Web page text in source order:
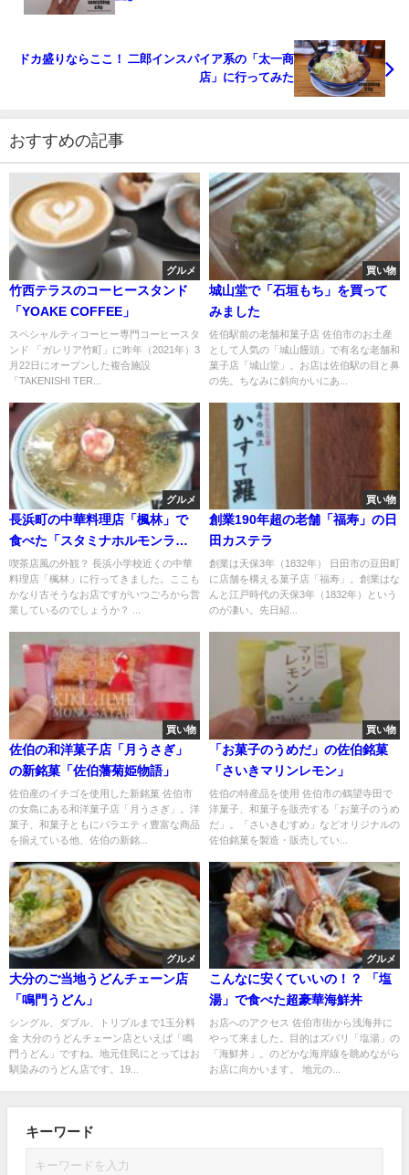
ドカ盛りならここ！ 二郎インスパイア系の「太一商
店」に行ってみた
おすすめの記事
グルメ
竹西テラスのコーヒースタンド
「YOAKE COFFEE」
スペシャルティコーヒー専門コーヒースタ
ンド 「ガレリア竹町」に昨年（2021年）3
月22日にオープンした複合施設
「TAKENISHI TER...
買い物
城山堂で「石垣もち」を買って
みました
佐伯駅前の老舗和菓子店 佐伯市のお土産
として人気の「城山饅頭」で有名な老舗和
菓子店「城山堂」。お店は佐伯駅の目と鼻
の先。ちなみに斜向かいにあ...
グルメ
長浜町の中華料理店「楓林」で
食べた「スタミナホルモンラー
メン」
喫茶店風の外観？ 長浜小学校近くの中華
料理店「楓林」に行ってきました。ここも
かなり古そうなお店ですがいつごろから営
業しているのでしょうか？ ...
買い物
創業190年超の老舗「福寿」の日
田カステラ
創業は天保3年（1832年） 日田市の豆田町
に店舗を構える菓子店「福寿」。創業はな
んと江戸時代の天保3年（1832年）という
のが凄い。先日紹...
買い物
佐伯の和洋菓子店「月うさぎ」
の新銘菓「佐伯藩菊姫物語」
佐伯産のイチゴを使用した新銘菓 佐伯市
の女島にある和洋菓子店「月うさぎ」。洋
菓子、和菓子ともにバラエティ豊富な商品
を揃えている他、佐伯の新銘...
買い物
「お菓子のうめだ」の佐伯銘菓
「さいきマリンレモン」
佐伯の特産品を使用 佐伯市の鶴望寺田で
洋菓子、和菓子を販売する「お菓子のうめ
だ」。「さいきむすめ」などオリジナルの
佐伯銘菓を製造・販売してい...
グルメ
大分のご当地うどんチェーン店
「鳴門うどん」
シングル、ダブル、トリプルまで1玉分料
金 大分のうどんチェーン店といえば「鳴
門うどん」ですね。地元住民にとってはお
馴染みのうどん店です。19...
グルメ
こんなに安くていいの！？ 「塩
湯」で食べた超豪華海鮮丼
お店へのアクセス 佐伯市街から浅海井に
やって来ました。目的はズバリ「塩湯」の
「海鮮丼」。のどかな海岸線を眺めながら
お店に向かいます。 地元の...
キーワード